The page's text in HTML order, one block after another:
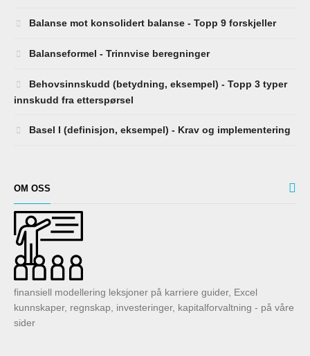
Balanse mot konsolidert balanse - Topp 9 forskjeller
Balanseformel - Trinnvise beregninger
Behovsinnskudd (betydning, eksempel) - Topp 3 typer
innskudd fra etterspørsel
Basel I (definisjon, eksempel) - Krav og implementering
OM OSS
finansiell modellering leksjoner på karriere guider, Excel
kunnskaper, regnskap, investeringer, kapitalforvaltning - på våre
sider